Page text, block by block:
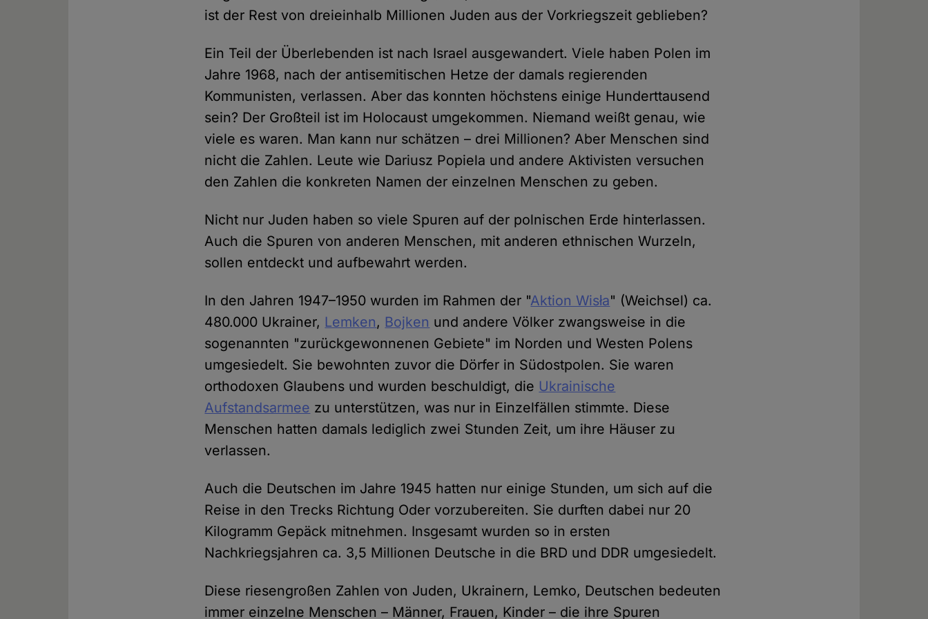
ist der Rest von dreieinhalb Millionen Juden aus der Vorkriegszeit geblieben?
Ein Teil der Überlebenden ist nach Israel ausgewandert. Viele haben Polen im
Jahre 1968, nach der antisemitischen Hetze der damals regierenden
Kommunisten, verlassen. Aber das konnten höchstens einige Hunderttausend
sein? Der Großteil ist im Holocaust umgekommen. Niemand weißt genau, wie
viele es waren. Man kann nur schätzen – drei Millionen? Aber Menschen sind
nicht die Zahlen. Leute wie Dariusz Popiela und andere Aktivisten versuchen
den Zahlen die konkreten Namen der einzelnen Menschen zu geben.
Nicht nur Juden haben so viele Spuren auf der polnischen Erde hinterlassen.
Auch die Spuren von anderen Menschen, mit anderen ethnischen Wurzeln,
sollen entdeckt und aufbewahrt werden.
In den Jahren 1947–1950 wurden im Rahmen der "Aktion Wisła" (Weichsel) ca.
480.000 Ukrainer, Lemken, Bojken und andere Völker zwangsweise in die
sogenannten "zurückgewonnenen Gebiete" im Norden und Westen Polens
umgesiedelt. Sie bewohnten zuvor die Dörfer in Südostpolen. Sie waren
orthodoxen Glaubens und wurden beschuldigt, die Ukrainische
Aufstandsarmee zu unterstützen, was nur in Einzelfällen stimmte. Diese
Menschen hatten damals lediglich zwei Stunden Zeit, um ihre Häuser zu
verlassen.
Auch die Deutschen im Jahre 1945 hatten nur einige Stunden, um sich auf die
Reise in den Trecks Richtung Oder vorzubereiten. Sie durften dabei nur 20
Kilogramm Gepäck mitnehmen. Insgesamt wurden so in ersten
Nachkriegsjahren ca. 3,5 Millionen Deutsche in die BRD und DDR umgesiedelt.
Diese riesengroßen Zahlen von Juden, Ukrainern, Lemko, Deutschen bedeuten
immer einzelne Menschen – Männer, Frauen, Kinder – die ihre Spuren